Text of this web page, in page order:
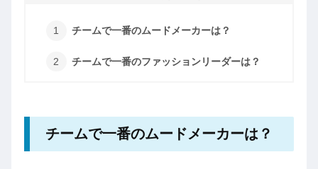
チームで一番のムードメーカーは？
チームで一番のファッションリーダーは？
チームで一番のムードメーカーは？